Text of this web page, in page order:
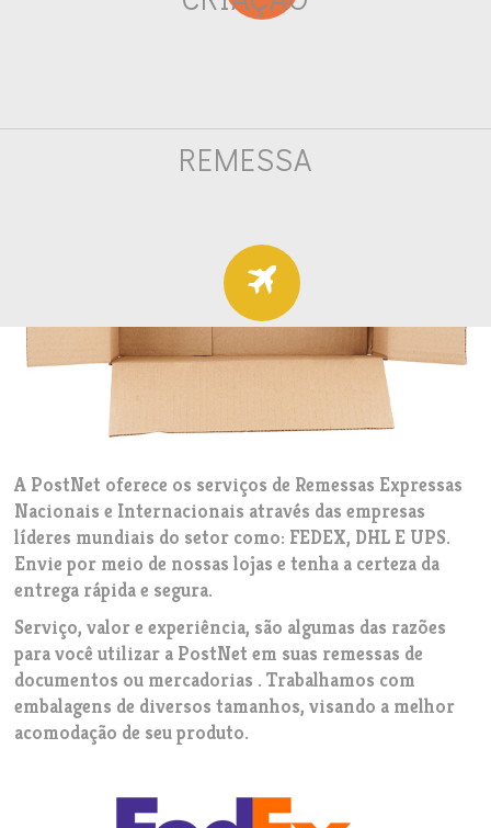
REMESSA
A PostNet oferece os serviços de Remessas Expressas
Nacionais e Internacionais através das empresas
líderes mundiais do setor como: FEDEX, DHL E UPS.
Envie por meio de nossas lojas e tenha a certeza da
entrega rápida e segura.
Serviço, valor e experiência, são algumas das razões
para você utilizar a PostNet em suas remessas de
documentos ou mercadorias . Trabalhamos com
embalagens de diversos tamanhos, visando a melhor
acomodação de seu produto.